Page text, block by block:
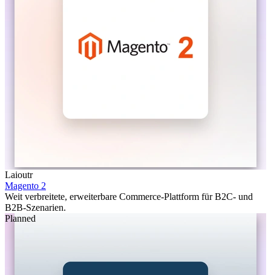
Laioutr
Magento 2
Weit verbreitete, erweiterbare Commerce-Plattform für B2C- und
B2B-Szenarien.
Planned